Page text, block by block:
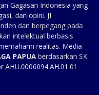
Gagasan Indonesia yang
dan opini. JI
dan berpegang pada
intelektual berbasis
realitas. Media
PAPUA berdasarkan SK